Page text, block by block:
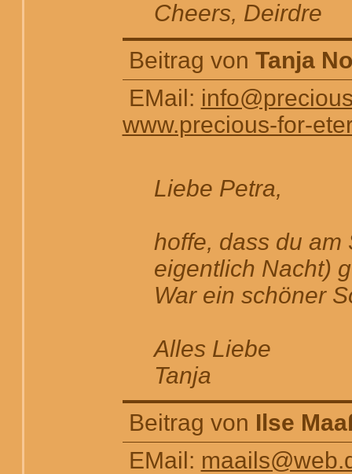
Cheers, Deirdre
Beitrag von Tanja
EMail:
www.precious-for-
Liebe Petra,
hoffe, dass du am
eigentlich Nacht)
War ein schöner
Alles Liebe
Tanja
Beitrag von Ilse
EMail: